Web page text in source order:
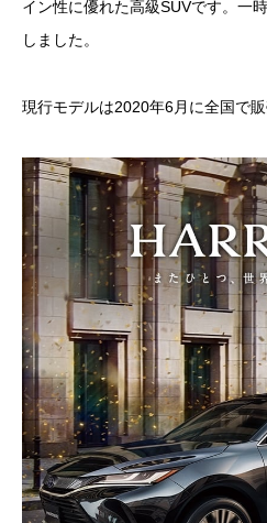
イン性に優れた高級SUVです。一
しました。
現行モデルは2020年6月に全国で販